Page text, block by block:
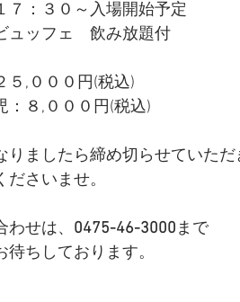
７：３０～入場開始予定
ュッフェ　飲み放題付
５,０００円(税込)
：８,０００円(税込)
りましたら締め切らせていただ
ださいませ。
わせは、 0475-46-3000まで
待ちしております。